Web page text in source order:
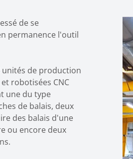
de se
permanence l'outil
unités de production
robotisées CNC
une du type
de balais, deux
des balais d'une
ou encore deux